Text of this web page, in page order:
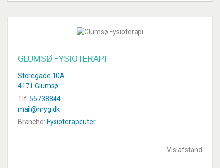
GLUMSØ FYSIOTERAPI
Storegade 10A
4171 Glumsø
Tlf. 55738844
mail@nryg.dk
Branche: Fysioterapeuter
Vis afstand